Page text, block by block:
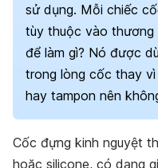
sử dụng. Mỗi chiếc
tùy thuộc vào thương
để làm gì? Nó được
trong lòng cốc thay
hay tampon nên
Cốc đựng kinh nguyệt
hoặc silicone, có dạng